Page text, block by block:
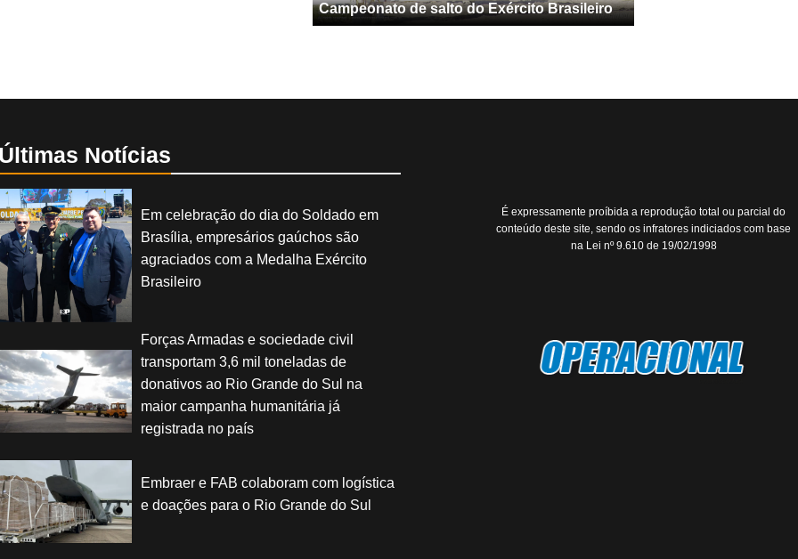
Campeonato de salto do Exército Brasileiro
Últimas Notícias
Em celebração do dia do Soldado em
Brasília, empresários gaúchos são
agraciados com a Medalha Exército
Brasileiro
Forças Armadas e sociedade civil
transportam 3,6 mil toneladas de
donativos ao Rio Grande do Sul na
maior campanha humanitária já
registrada no país
Embraer e FAB colaboram com logística
e doações para o Rio Grande do Sul
É expressamente proíbida a reprodução total ou parcial do
conteúdo deste site, sendo os infratores indiciados com base
na Lei nº 9.610 de 19/02/1998